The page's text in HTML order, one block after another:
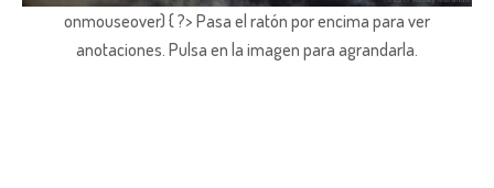
onmouseover) { ?> Pasa el ratón por encima para ver
anotaciones. Pulsa en la imagen para agrandarla.